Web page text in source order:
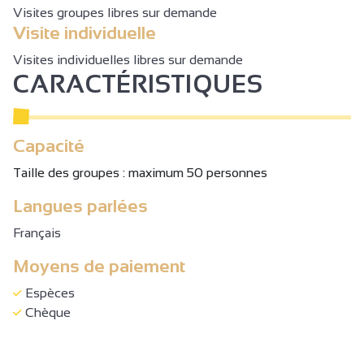
Visites groupes libres sur demande
Visite individuelle
Visites individuelles libres sur demande
CARACTÉRISTIQUES
Capacité
Taille des groupes : maximum 50 personnes
Langues parlées
Français
Moyens de paiement
Espèces
Chèque